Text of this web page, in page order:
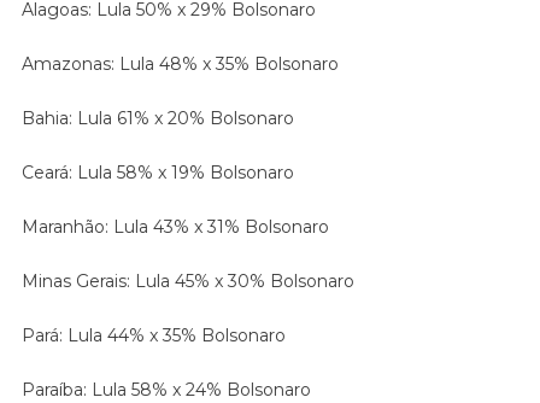
Alagoas: Lula 50% x 29% Bolsonaro
Amazonas: Lula 48% x 35% Bolsonaro
Bahia: Lula 61% x 20% Bolsonaro
Ceará: Lula 58% x 19% Bolsonaro
Maranhão: Lula 43% x 31% Bolsonaro
Minas Gerais: Lula 45% x 30% Bolsonaro
Pará: Lula 44% x 35% Bolsonaro
Paraíba: Lula 58% x 24% Bolsonaro